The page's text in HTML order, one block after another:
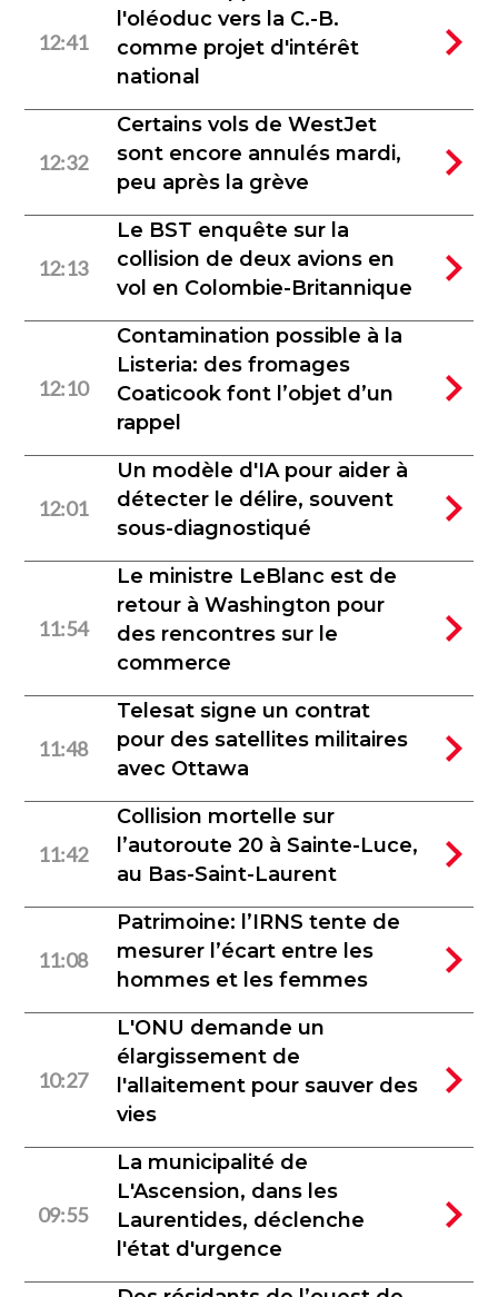
12:41
l'oléoduc vers la C.-B.
comme projet d'intérêt
national
12:32
Certains vols de WestJet
sont encore annulés mardi,
peu après la grève
12:13
Le BST enquête sur la
collision de deux avions en
vol en Colombie-Britannique
12:10
Contamination possible à la
Listeria: des fromages
Coaticook font l’objet d’un
rappel
12:01
Un modèle d'IA pour aider à
détecter le délire, souvent
sous-diagnostiqué
11:54
Le ministre LeBlanc est de
retour à Washington pour
des rencontres sur le
commerce
11:48
Telesat signe un contrat
pour des satellites militaires
avec Ottawa
11:42
Collision mortelle sur
l’autoroute 20 à Sainte-Luce,
au Bas-Saint-Laurent
11:08
Patrimoine: l’IRNS tente de
mesurer l’écart entre les
hommes et les femmes
10:27
L'ONU demande un
élargissement de
l'allaitement pour sauver des
vies
09:55
La municipalité de
L'Ascension, dans les
Laurentides, déclenche
l'état d'urgence